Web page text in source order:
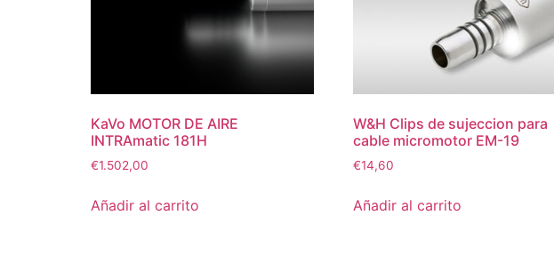
KaVo MOTOR DE AIRE
INTRAmatic 181H
€1.502,00
Añadir al carrito
W&H Clips de sujeccion para
cable micromotor EM-19
€14,60
Añadir al carrito